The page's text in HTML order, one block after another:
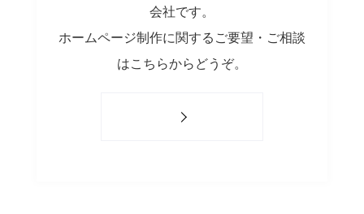
会社です。
ホームページ制作に関するご要望・ご相談
はこちらからどうぞ。